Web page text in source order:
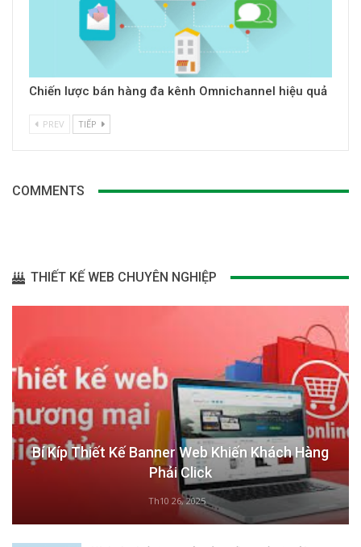
Chiến lược bán hàng đa kênh Omnichannel hiệu quả
PREV TIẾP
COMMENTS
THIẾT KẾ WEB CHUYÊN NGHIỆP
Bí Kíp Thiết Kế Banner Web Khiến Khách Hàng
Phải Click
Th10 26, 2025